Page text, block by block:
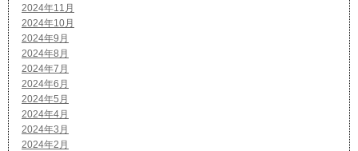
2024年11月
2024年10月
2024年9月
2024年8月
2024年7月
2024年6月
2024年5月
2024年4月
2024年3月
2024年2月